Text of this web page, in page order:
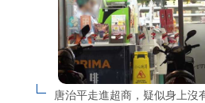
唐治平走進超商，疑似身上沒